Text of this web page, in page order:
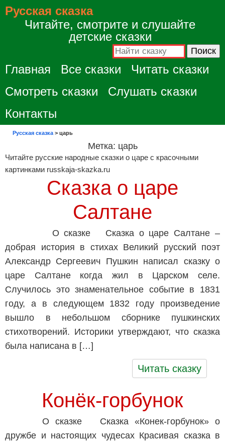
Русская сказка
Читайте, смотрите и слушайте
детские сказки
Главная Все сказки
Читать сказки
Смотреть сказки
Слушать сказки
Контакты
Русская сказка > царь
Метка: царь
Читайте русские народные сказки о царе с красочными
картинками russkaja-skazka.ru
Сказка о царе
Салтане
О сказке Сказка о царе Салтане –
добрая история в стихах Великий русский поэт
Александр Сергеевич Пушкин написал сказку о
царе Салтане когда жил в Царском селе.
Случилось это знаменательное событие в 1831
году, а в следующем 1832 году произведение
вышло в небольшом сборнике пушкинских
стихотворений. Историки утверждают, что сказка
была написана в […]
Читать сказку
Конёк-горбунок
О сказке Сказка «Конек-горбунок» о
дружбе и настоящих чудесах Красивая сказка в